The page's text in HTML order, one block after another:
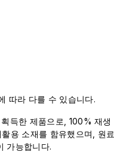
따라 다를 수 있습니다.
득한 제품으로, 100% 재생
용 소재를 함유했으며, 원
가능합니다.